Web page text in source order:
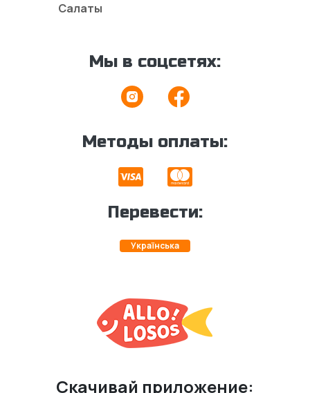
Салаты
Мы в соцсетях:
Методы оплаты:
Перевести:
Українська
Скачивай приложение: